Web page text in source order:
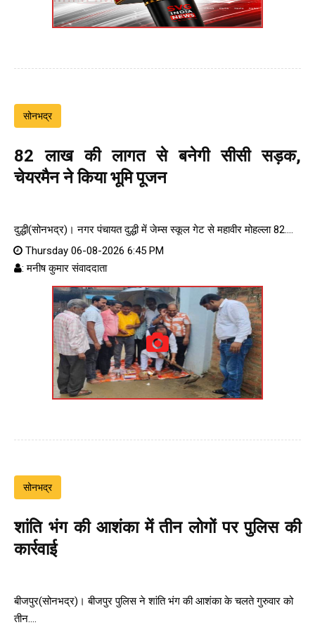
सोनभद्र
82 लाख की लागत से बनेगी सीसी सड़क,
चेयरमैन ने किया भूमि पूजन
दुद्धी(सोनभद्र)। नगर पंचायत दुद्धी में जेम्स स्कूल गेट से महावीर मोहल्ला 82....
Thursday 06-08-2026 6:45 PM
: मनीष कुमार संवाददाता
सोनभद्र
शांति भंग की आशंका में तीन लोगों पर पुलिस की
कार्रवाई
बीजपुर(सोनभद्र)। बीजपुर पुलिस ने शांति भंग की आशंका के चलते गुरुवार को
तीन....